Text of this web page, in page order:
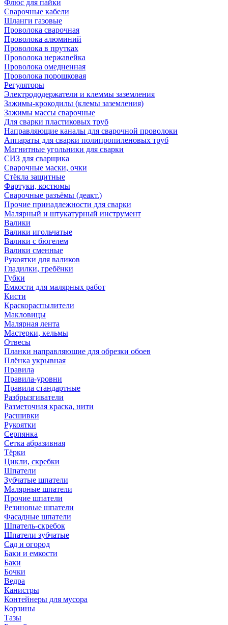
Флюс для пайки
Сварочные кабели
Шланги газовые
Проволока сварочная
Проволока алюминий
Проволока в прутках
Проволока нержавейка
Проволока омедненная
Проволока порошковая
Регуляторы
Электрододержатели и клеммы заземления
Зажимы-крокодилы (клемы заземления)
Зажимы массы сварочные
Для сварки пластиковых труб
Направляющие каналы для сварочной проволоки
Аппараты для сварки полипропиленовых труб
Магнитные угольники для сварки
СИЗ для сварщика
Сварочные маски, очки
Стёкла защитные
Фартуки, костюмы
Сварочные разъёмы (деакт.)
Прочие принадлежности для сварки
Малярный и штукатурный инструмент
Валики
Валики игольчатые
Валики с бюгелем
Валики сменные
Рукоятки для валиков
Гладилки, гребёнки
Губки
Емкости для малярных работ
Кисти
Краскораспылители
Макловицы
Малярная лента
Мастерки, кельмы
Отвесы
Планки направляющие для обрезки обоев
Плёнка укрывная
Правила
Правила-уровни
Правила стандартные
Разбрызгиватели
Разметочная краска, нити
Расшивки
Рукоятки
Серпянка
Сетка абразивная
Тёрки
Цикли, скребки
Шпатели
Зубчатые шпатели
Малярные шпатели
Прочие шпатели
Резиновые шпатели
Фасадные шпатели
Шпатель-скребок
Шпатели зубчатые
Сад и огород
Баки и емкости
Баки
Бочки
Ведра
Канистры
Контейнеры для мусора
Корзины
Тазы